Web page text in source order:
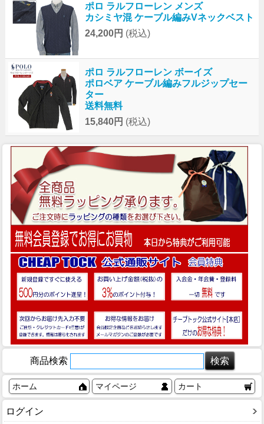
ポロ ラルフローレン メンズ
カシミヤ混 ケーブル編みVネックベスト
24,200円 (税込)
ポロ ラルフローレン ボーイズ
ポロベア ケーブル編みフルジップセー
ター
送料無料
15,840円 (税込)
商品検索
ホーム マイページ カート
ログイン